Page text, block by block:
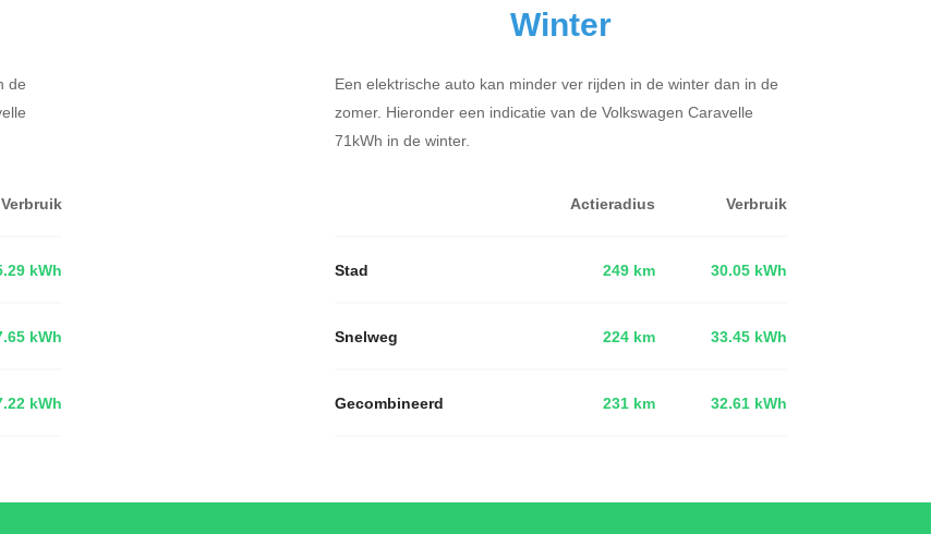
de
Verbruik
kWh
kWh
kWh
Winter
Een elektrische auto kan minder ver rijden in de winter dan in de
zomer. Hieronder een indicatie van de Volkswagen Caravelle
71kWh in de winter.
Actieradius Verbruik
Stad 249 km 30.05 kWh
Snelweg 224 km 33.45 kWh
Gecombineerd 231 km 32.61 kWh